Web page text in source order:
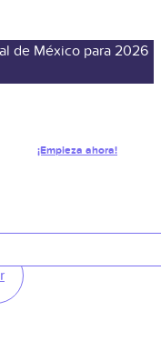
de México para 2026
¡Empieza ahora!